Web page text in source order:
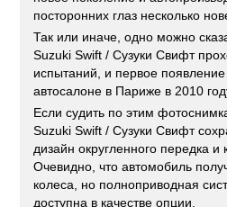
посторонних глаз несколько
Так или иначе, одно можно
Suzuki Swift / Сузуки Свифт
испытаний, и первое
автосалоне в Париже в 2010
Если судить по этим
Suzuki Swift / Сузуки Свифт
дизайн округленного передка и
Очевидно, что автомобиль
колеса, но полноприводная
доступна в качестве опции.